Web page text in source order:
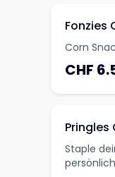
Fonzies
Corn
CHF
Pringles
Staple